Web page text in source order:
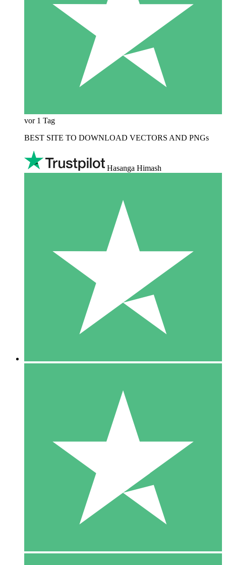
vor 1 Tag
BEST SITE TO DOWNLOAD VECTORS AND PNGs
Hasanga Himash